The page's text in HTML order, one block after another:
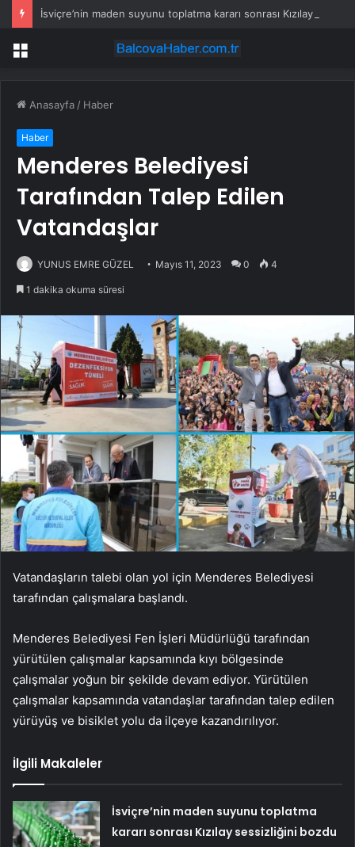
Menü
Anasayfa / Haber
Haber
Menderes Belediyesi
Tarafından Talep Edilen
Vatandaşlar
YUNUS EMRE GÜZEL Mayıs 11, 2023 0 4
1 dakika okuma süresi
Vatandaşların talebi olan yol için Menderes Belediyesi
tarafından çalışmalara başlandı.
Menderes Belediyesi Fen İşleri Müdürlüğü tarafından
yürütülen çalışmalar kapsamında kıyı bölgesinde
çalışmalar yoğun bir şekilde devam ediyor. Yürütülen
çalışmalar kapsamında vatandaşlar tarafından talep edilen
yürüyüş ve bisiklet yolu da ilçeye kazandırılıyor.
İlgili Makaleler
İsviçre’nin maden suyunu toplatma
kararı sonrası Kızılay sessizliğini bozdu